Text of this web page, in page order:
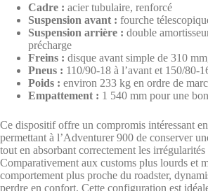
Cadre : acier tubulaire, renforcé
Suspension avant : fourche
Suspension arrière : double
précharge
Freins : disque avant simple de 310
Pneus : 110/90-18 à l’avant et 150/80-
Poids : environ 233 kg en ordre de
Empattement : 1 540 mm pour une
Ce dispositif offre un compromis intéressant
permettant à l’Adventurer 900 de conserver
tout en absorbant correctement les irrégularités
Comparativement aux customs plus lourds et
comportement plus proche du roadster,
perdre en confort. Cette configuration est